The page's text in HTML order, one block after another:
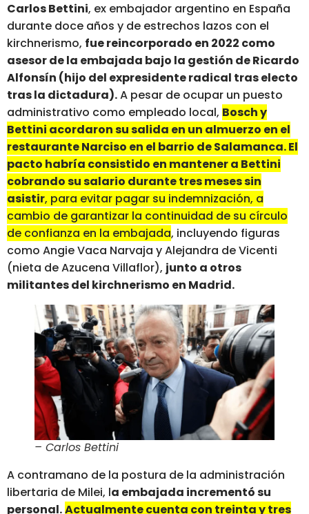
Carlos Bettini, ex embajador argentino en España
durante doce años y de estrechos lazos con el
kirchnerismo, fue reincorporado en 2022 como
asesor de la embajada bajo la gestión de Ricardo
Alfonsín (hijo del expresidente radical tras electo
tras la dictadura).A pesar de ocupar un puesto
administrativo como empleado local, Bosch y
Bettini acordaron su salida en un almuerzo en el
restaurante Narciso en el barrio de Salamanca. El
pacto habría consistido en mantener a Bettini
cobrando su salario durante tres meses sin
asistir, para evitar pagar su indemnización, a
cambio de garantizar la continuidad de su círculo
de confianza en la embajada, incluyendo figuras
como Angie Vaca Narvaja y Alejandra de Vicenti
(nieta de Azucena Villaflor), junto a otros
militantes del kirchnerismo en Madrid.
– Carlos Bettini
A contramano de la postura de la administración
libertaria de Milei, la embajada incrementó su
personal.Actualmente cuenta con treinta y tres